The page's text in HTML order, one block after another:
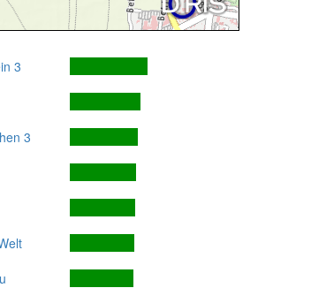
3
3